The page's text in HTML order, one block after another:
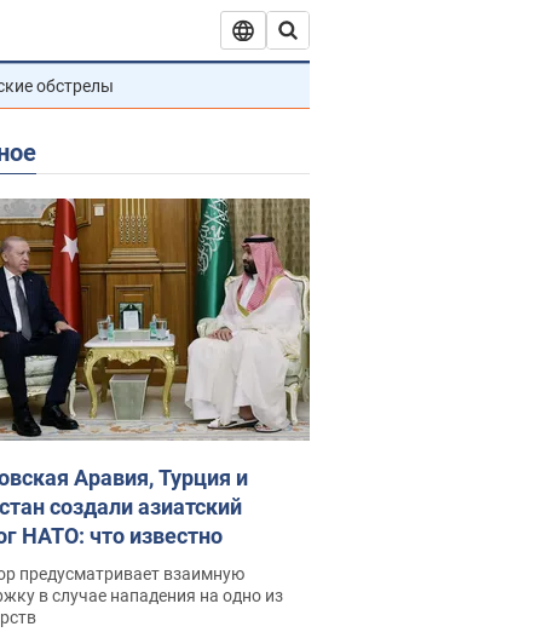
обстрелы
Аравия, Турция и
создали азиатский
НАТО: что известно
предусматривает взаимную
в случае нападения на одно из